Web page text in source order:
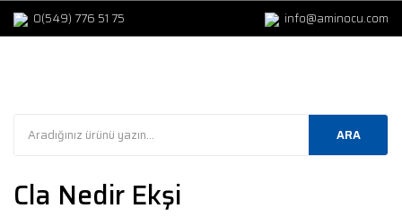
0(549) 776 51 75 info@aminocu.com
ARA
Cla Nedir Ekşi